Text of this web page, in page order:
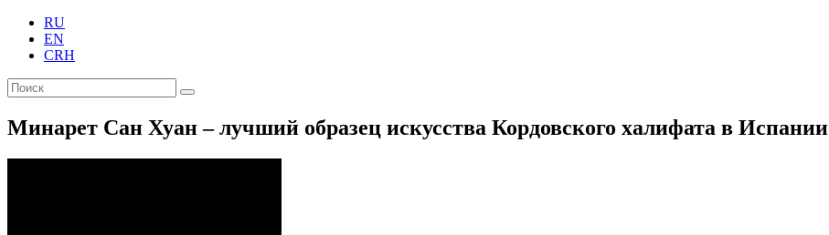
RU
EN
CRH
Минарет Сан Хуан – лучший образец искусства Кордовского халифата в Испании